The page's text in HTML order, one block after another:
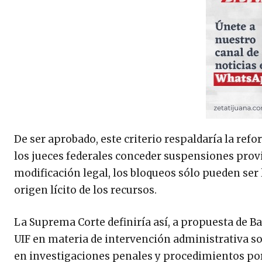
De ser aprobado, este criterio respaldaría la
los jueces federales conceder suspensiones
modificación legal, los bloqueos sólo pueden
origen lícito de los recursos.
La Suprema Corte definiría así, a propuesta de
UIF en materia de intervención administrativa
en investigaciones penales y procedimientos